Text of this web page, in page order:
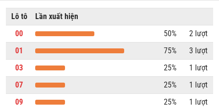
Lô tô
Lần xuất hiện
00
50%
2 lượt
01
75%
3 lượt
03
25%
1 lượt
07
25%
1 lượt
09
25% 1 lượt